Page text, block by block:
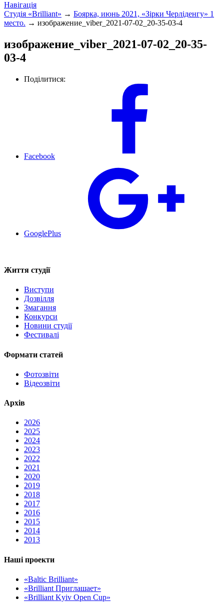
Навігація
Студія «Brilliant» → Боярка, июнь 2021, «Зірки Черліденгу» 1
место. → изображение_viber_2021-07-02_20-35-03-4
изображение_viber_2021-07-02_20-35-
03-4
Поділитися:
Facebook
GooglePlus
Життя студії
Виступи
Дозвілля
Змагання
Конкурси
Новини студії
Фестивалі
Формати статей
Фотозвіти
Відеозвіти
Архів
2026
2025
2024
2023
2022
2021
2020
2019
2018
2017
2016
2015
2014
2013
Наші проекти
«Baltic Brilliant»
«Brilliant Приглашает»
«Brilliant Kyiv Open Cup»